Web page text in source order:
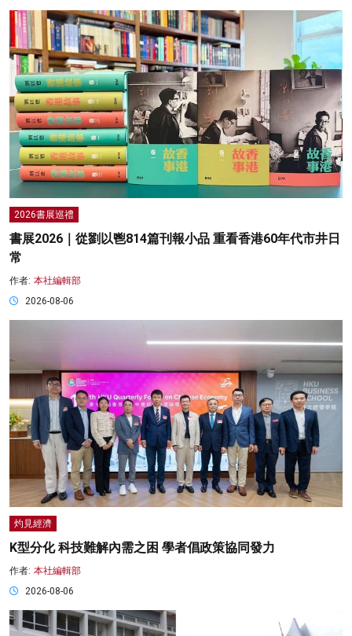
2026書展巡禮
書展2026｜從劉以鬯814篇刊報小品 重看香港60年代市井日
常
作者: 本社編輯部
2026-08-06
灼見經濟
K型分化 科技難解內需之困 學者倡政策協同發力
作者: 本社編輯部
2026-08-06